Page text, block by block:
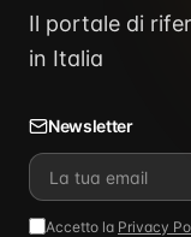
Il portale di
in Italia
Newsletter
Accetto la Privacy